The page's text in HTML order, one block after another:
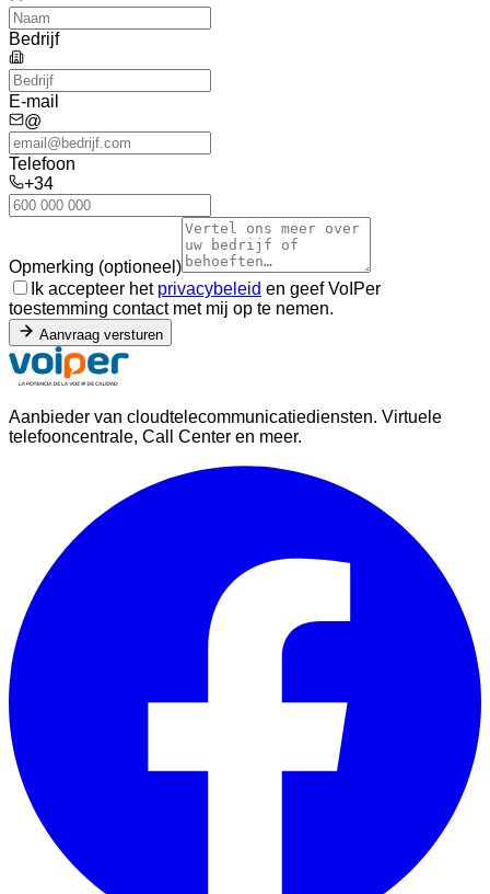
Bedrijf
E-mail
@
Telefoon
+34
Opmerking (optioneel)
Ik accepteer het privacybeleid en geef VoIPer
toestemming contact met mij op te nemen.
Aanvraag versturen
Aanbieder van cloudtelecommunicatiediensten. Virtuele
telefooncentrale, Call Center en meer.